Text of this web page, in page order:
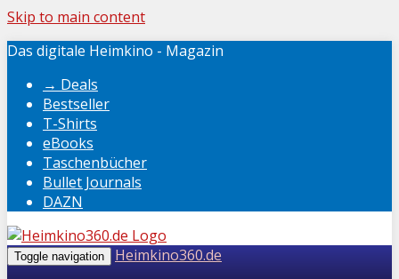
Skip to main content
Das digitale Heimkino - Magazin
→ Deals
Bestseller
T-Shirts
eBooks
Taschenbücher
Bullet Journals
DAZN
Toggle navigation
Heimkino360.de